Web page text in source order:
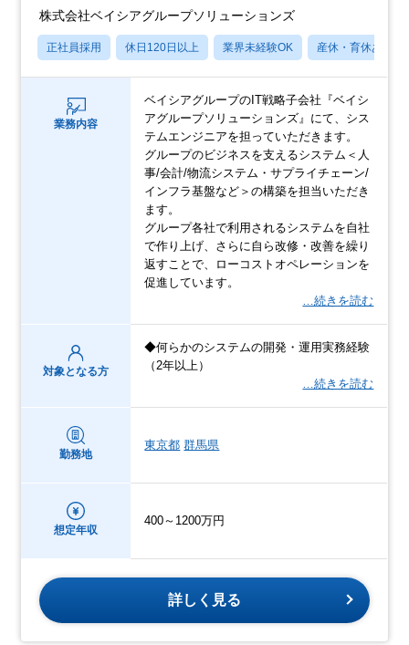
株式会社ベイシアグループソリューションズ
正社員採用 休日120日以上 業界未経験OK 産休・育休あり
業務内容
ベイシアグループのIT戦略子会社『ベイシ
アグループソリューションズ』にて、シス
テムエンジニアを担っていただきます。
グループのビジネスを支えるシステム＜人
事/会計/物流システム・サプライチェーン/
インフラ基盤など＞の構築を担当いただき
ます。
グループ各社で利用されるシステムを自社
で作り上げ、さらに自ら改修・改善を繰り
返すことで、ローコストオペレーションを
促進しています。
…続きを読む
対象となる方
◆何らかのシステムの開発・運用実務経験
（2年以上）
…続きを読む
勤務地
東京都 群馬県
想定年収
400～1200万円
詳しく見る